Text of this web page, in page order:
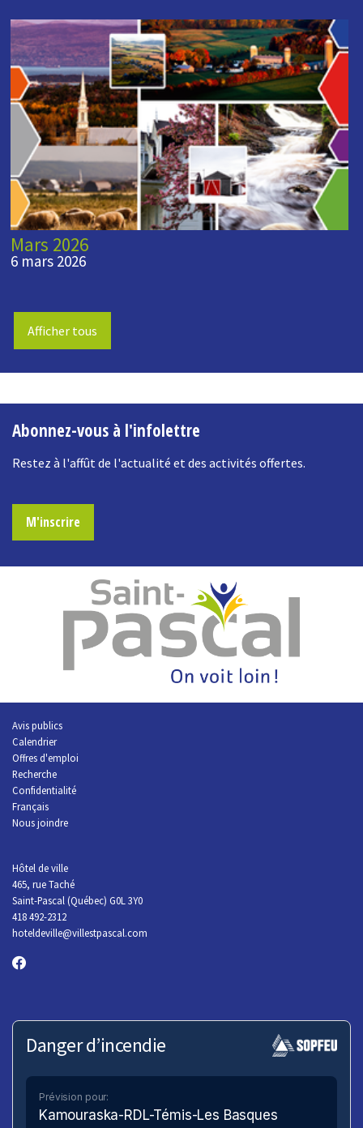
Mars 2026
6 mars 2026
Afficher tous
Abonnez-vous à l'infolettre
Restez à l'affût de l'actualité et des activités offertes.
M'inscrire
Avis publics
Calendrier
Offres d'emploi
Recherche
Confidentialité
Français
Nous joindre
Hôtel de ville
465, rue Taché
Saint-Pascal (Québec) G0L 3Y0
418 492-2312
hoteldeville@villestpascal.com
Danger d’incendie
Prévision pour:
Kamouraska-RDL-Témis-Les Basques